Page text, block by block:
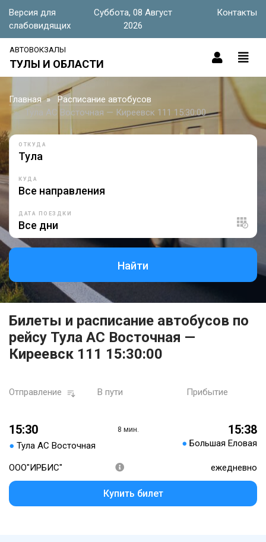
Версия для
слабовидящих
Суббота, 08 Август
2026
Контакты
АВТОВОКЗАЛЫ
ТУЛЫ И ОБЛАСТИ
Главная
Расписание автобусов
Тула АС Восточная — Киреевск 111 15:30:00
ОТКУДА
КУДА
ДАТА ПОЕЗДКИ
Найти
Билеты и расписание автобусов по
рейсу Тула АС Восточная —
Киреевск 111 15:30:00
Отправление В пути Прибытие
15:30
● Тула АС Восточная
8 мин. 15:38
● Большая Еловая
ООО"ИРБИС" ежедневно
Купить билет